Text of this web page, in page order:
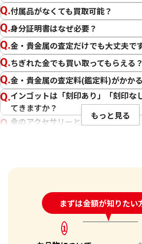
参考買取価格
付属品がなくても買取可能？
身分証明書はなぜ必要？
金・貴金属の査定だけでも大丈夫で
ちぎれた金でも買い取ってもらえる？
金・貴金属の査定料(鑑定料)がかか
インゴットは「刻印あり」「刻印な
てきますか？
金のアクセサリーとインゴットでは
刻印のない金・貴金属は査定できま
大判・小判、外国金貨、古銭やコイ
「金・貴金属の査定」にはどれくら
もっと見る
まずは金額が知りたい
24時間受付中!問い合わせ
1